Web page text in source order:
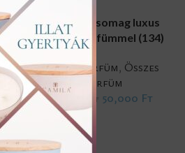
Ajándékcsomag luxus
unisex parfümmel (134)
Luxus parfüm, Összes
parfüm
61,000 50,000 Ft